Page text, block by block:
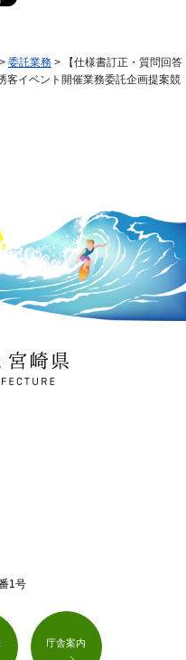
> 委託業務 > 【仕様書訂正・質問回答
客イベント開催業務委託企画提案競
県
1号
庁舎案内